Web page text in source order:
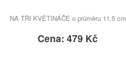
NA TŘI KVĚTINÁČE o průměru 11,5 cm
Cena: 479 Kč